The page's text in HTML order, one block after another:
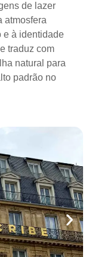
de lazer
atmosfera
e à identidade
traduz com
natural para
padrão no